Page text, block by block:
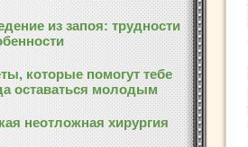
из запоя: трудности
которые помогут тебе
оставаться молодым
неотложная хирургия